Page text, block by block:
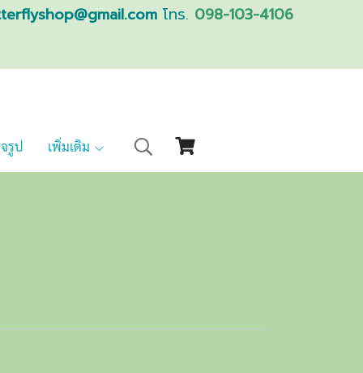
โทร. 098-103-4106
รูป เพิ่มเติม